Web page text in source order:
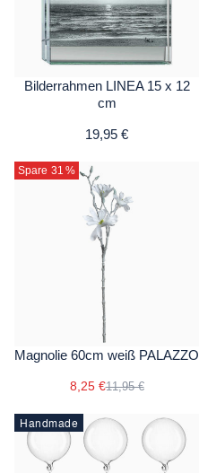
Bilderrahmen LINEA 15 x 12
cm
19,95 €
Spare 31 %
Magnolie 60cm weiß PALAZZO
8,25 €11,95 €
Handmade